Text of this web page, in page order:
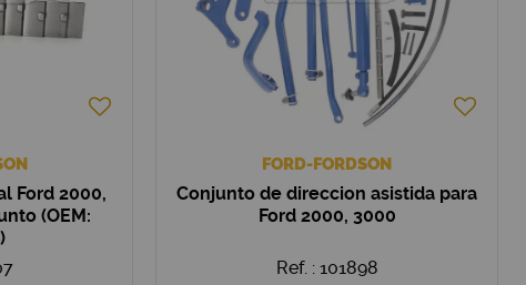
Ford 2000,
(OEM:
FORD-FORDSON
Conjunto de direccion asistida para
Ford 2000, 3000
Ref. : 101898